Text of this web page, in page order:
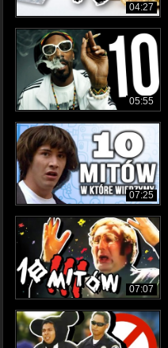
04:27
05:55
07:25
07:07